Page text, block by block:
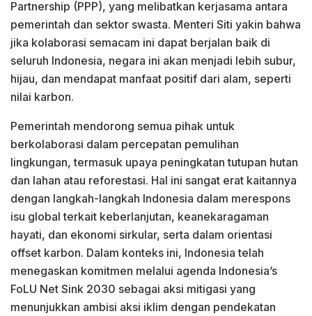
Partnership (PPP), yang melibatkan kerjasama antara
pemerintah dan sektor swasta. Menteri Siti yakin bahwa
jika kolaborasi semacam ini dapat berjalan baik di
seluruh Indonesia, negara ini akan menjadi lebih subur,
hijau, dan mendapat manfaat positif dari alam, seperti
nilai karbon.
Pemerintah mendorong semua pihak untuk
berkolaborasi dalam percepatan pemulihan
lingkungan, termasuk upaya peningkatan tutupan hutan
dan lahan atau reforestasi. Hal ini sangat erat kaitannya
dengan langkah-langkah Indonesia dalam merespons
isu global terkait keberlanjutan, keanekaragaman
hayati, dan ekonomi sirkular, serta dalam orientasi
offset karbon. Dalam konteks ini, Indonesia telah
menegaskan komitmen melalui agenda Indonesia’s
FoLU Net Sink 2030 sebagai aksi mitigasi yang
menunjukkan ambisi aksi iklim dengan pendekatan